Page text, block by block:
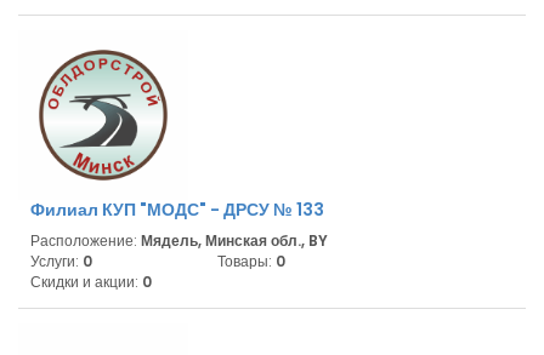
Филиал КУП "МОДС" - ДРСУ № 133
Расположение: Мядель, Минская обл., BY
Услуги: 0 Товары: 0
Скидки и акции: 0